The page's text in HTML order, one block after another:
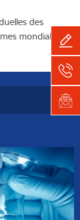
des
mondiales.